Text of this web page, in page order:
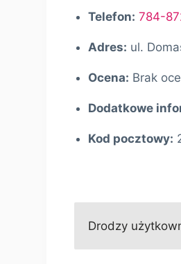
Telefon: 784-
Adres: ul.
Ocena: Brak
Dodatkowe
Kod pocztowy:
Drodzy